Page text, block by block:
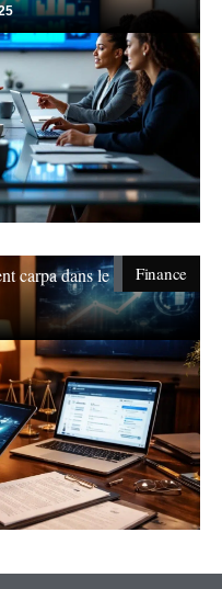
Finance
carpa dans le milieu